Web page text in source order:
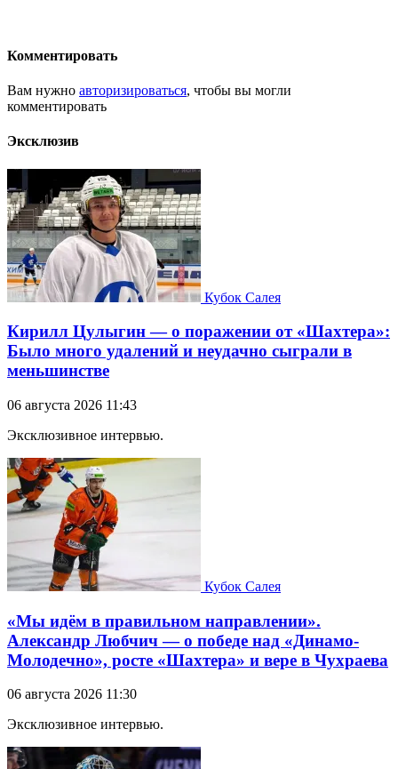
Комментировать
Вам нужно авторизироваться, чтобы вы могли
комментировать
Эксклюзив
Кубок Салея
Кирилл Цулыгин — о поражении от «Шахтера»:
Было много удалений и неудачно сыграли в
меньшинстве
06 августа 2026 11:43
Эксклюзивное интервью.
Кубок Салея
«Мы идём в правильном направлении».
Александр Любчич — о победе над «Динамо-
Молодечно», росте «Шахтера» и вере в Чухраева
06 августа 2026 11:30
Эксклюзивное интервью.